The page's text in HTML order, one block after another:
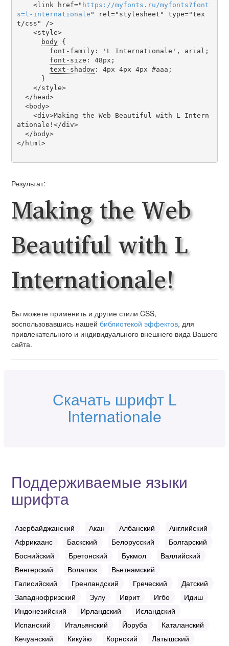
    <link href="
https ://myfonts . ru/myfonts?font
s=l-internationale " rel="stylesheet" type="tex
t/css" />
body {
font-family: 'L Internationale', arial;
font-size : 48px;
text-shadow: 4px 4px 4px #aaa;
ationale!</div>
</html>
Результат:
Making the Web
Beautiful with L
Internationale!
Вы можете применить и другие стили CSS,
воспользовавшись нашей библиотекой эффектов, для
привлекательного и индивидуального внешнего вида Вашего
сайта.
Скачать шрифт L
Internationale
Поддерживаемые языки
шрифта
Азербайджанский Акан Албанский
Английский
Африкаанс
Баскский Белорусский
Болгарский
Боснийский
Бретонский Букмол
Валлийский
Венгерский
Волапюк
Вьетнамский
Галисийский
Гренландский Греческий
Датский
Западнофризский
Зулу Иврит Игбо
Идиш
Индонезийский
Ирландский
Исландский
Испанский
Итальянский Йоруба
Каталанский
Кечуанский
Кикуйю Корнский
Латышский